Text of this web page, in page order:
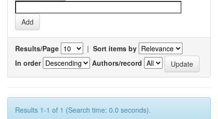
Results/Page | Sort items by
In order
Authors/record
Results 1-1 of 1 (Search time: 0.0 seconds).